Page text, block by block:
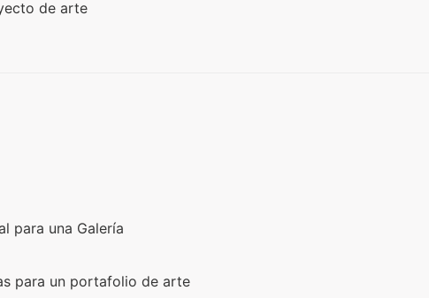
de arte
para una Galería
para un portafolio de arte